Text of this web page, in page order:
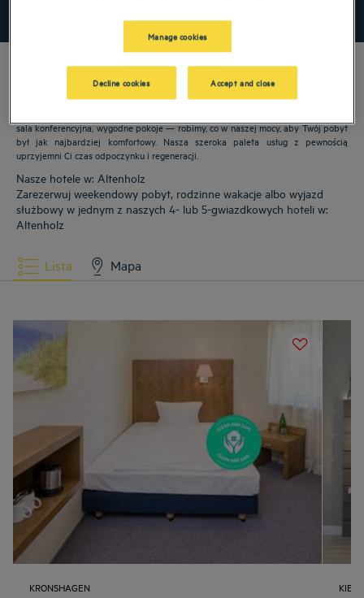
sala konferencyjna, wygodne pokoje — robimy, co w naszej mocy, aby Twój pobyt
był jak najbardziej komfortowy. Nasza szeroka paleta usług z pewnością
uprzyjemni Ci czas odpoczynku i regeneracji.
Nasze hotele w: Altenholz
Zarezerwuj weekendowy pobyt, rodzinne wakacje albo wyjazd
służbowy w jednym z naszych 4- lub 5-gwiazdkowych hoteli w:
Altenholz
Lista Mapa
KRONSHAGEN
KIEL
Manage cookies
Decline cookies Accept and close